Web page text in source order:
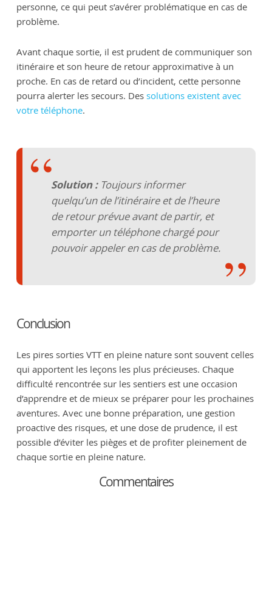
personne, ce qui peut s’avérer problématique en cas de
problème.
Avant chaque sortie, il est prudent de communiquer son
itinéraire et son heure de retour approximative à un
proche. En cas de retard ou d’incident, cette personne
pourra alerter les secours. Des solutions existent avec
votre téléphone.
Solution :Toujours informer
quelqu’un de l’itinéraire et de l’heure
de retour prévue avant de partir, et
emporter un téléphone chargé pour
pouvoir appeler en cas de problème.
Conclusion
Les pires sorties VTT en pleine nature sont souvent celles
qui apportent les leçons les plus précieuses. Chaque
difficulté rencontrée sur les sentiers est une occasion
d’apprendre et de mieux se préparer pour les prochaines
aventures. Avec une bonne préparation, une gestion
proactive des risques, et une dose de prudence, il est
possible d’éviter les pièges et de profiter pleinement de
chaque sortie en pleine nature.
Commentaires